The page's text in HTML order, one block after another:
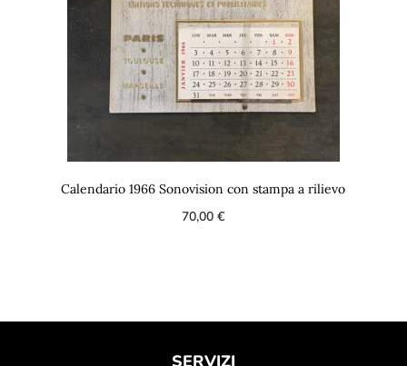
Calendario 1966 Sonovision con stampa a rilievo
70,00€
SERVIZI